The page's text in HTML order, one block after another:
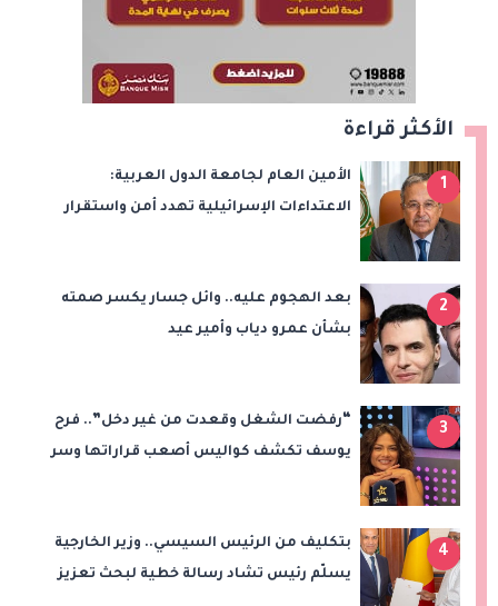
الأكثر قراءة
1
الأمين العام لجامعة الدول العربية:
الاعتداءات الإسرائيلية تهدد أمن واستقرار
2
بعد الهجوم عليه.. وائل جسار يكسر صمته
بشأن عمرو دياب وأمير عيد
3
“رفضت الشغل وقعدت من غير دخل”.. فرح
يوسف تكشف كواليس أصعب قراراتها وسر
4
بتكليف من الرئيس السيسي.. وزير الخارجية
يسلّم رئيس تشاد رسالة خطية لبحث تعزيز